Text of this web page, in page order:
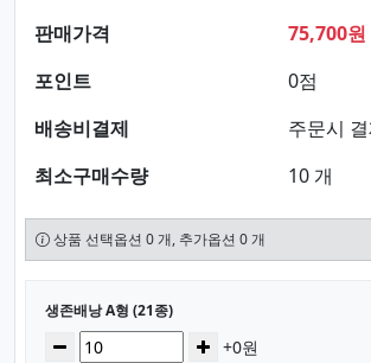
판매가격
75,700원
포인트
0점
배송비결제
주문시
최소구매수량
10 개
상품 선택옵션 0 개, 추가옵션 0 개
선택된 옵션
생존배낭 A형 (21종)
수량감소 증가+0원